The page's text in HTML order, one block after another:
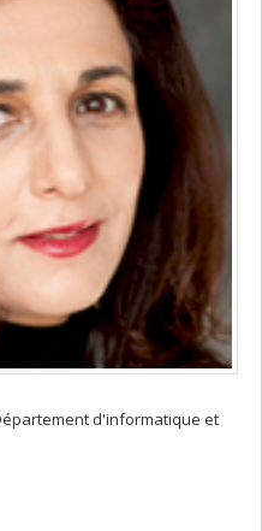
d'informatique et